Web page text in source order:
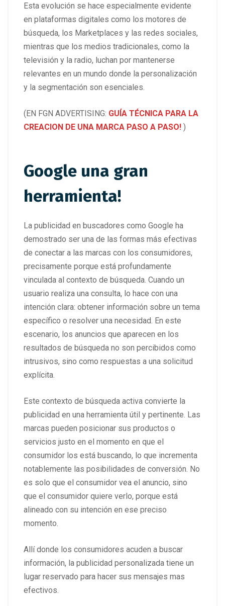
Esta evolución se hace especialmente evidente
en plataformas digitales como los motores de
búsqueda, los Marketplaces y las redes sociales,
mientras que los medios tradicionales, como la
televisión y la radio, luchan por mantenerse
relevantes en un mundo donde la personalización
y la segmentación son esenciales.
(EN FGN ADVERTISING: GUÍA TÉCNICA PARA LA
CREACION DE UNA MARCA PASO A PASO! )
Google una gran
herramienta!
La publicidad en buscadores como Google ha
demostrado ser una de las formas más efectivas
de conectar a las marcas con los consumidores,
precisamente porque está profundamente
vinculada al contexto de búsqueda. Cuando un
usuario realiza una consulta, lo hace con una
intención clara: obtener información sobre un tema
específico o resolver una necesidad. En este
escenario, los anuncios que aparecen en los
resultados de búsqueda no son percibidos como
intrusivos, sino como respuestas a una solicitud
explícita.
Este contexto de búsqueda activa convierte la
publicidad en una herramienta útil y pertinente. Las
marcas pueden posicionar sus productos o
servicios justo en el momento en que el
consumidor los está buscando, lo que incrementa
notablemente las posibilidades de conversión. No
es solo que el consumidor vea el anuncio, sino
que el consumidor quiere verlo, porque está
alineado con su intención en ese preciso
momento.
Allí donde los consumidores acuden a buscar
información, la publicidad personalizada tiene un
lugar reservado para hacer sus mensajes mas
efectivos.